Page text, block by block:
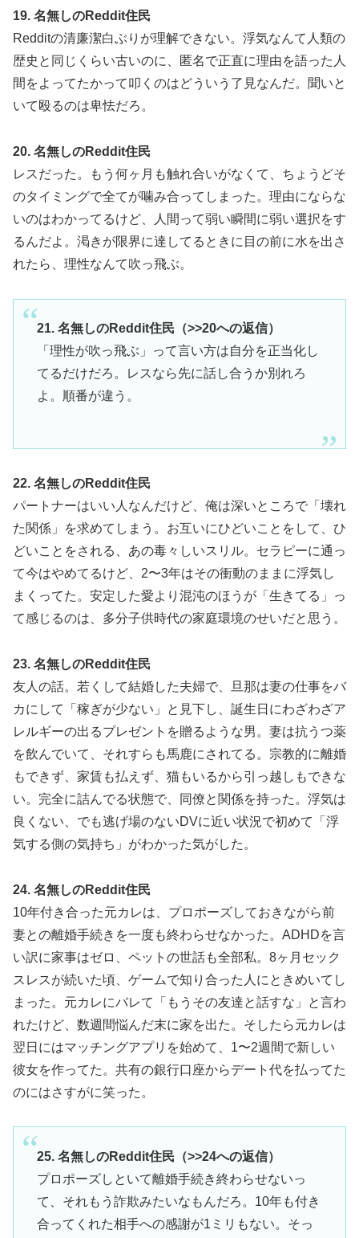
19. 名無しのReddit住民
Redditの清廉潔白ぶりが理解できない。浮気なんて人類の
歴史と同じくらい古いのに、匿名で正直に理由を語った人
間をよってたかって叩くのはどういう了見なんだ。聞いと
いて殴るのは卑怯だろ。
20. 名無しのReddit住民
レスだった。もう何ヶ月も触れ合いがなくて、ちょうどそ
のタイミングで全てが噛み合ってしまった。理由にならな
いのはわかってるけど、人間って弱い瞬間に弱い選択をす
るんだよ。渇きが限界に達してるときに目の前に水を出さ
れたら、理性なんて吹っ飛ぶ。
21. 名無しのReddit住民（>>20への返信）
「理性が吹っ飛ぶ」って言い方は自分を正当化し
てるだけだろ。レスなら先に話し合うか別れろ
よ。順番が違う。
22. 名無しのReddit住民
パートナーはいい人なんだけど、俺は深いところで「壊れ
た関係」を求めてしまう。お互いにひどいことをして、ひ
どいことをされる、あの毒々しいスリル。セラピーに通っ
て今はやめてるけど、2〜3年はその衝動のままに浮気し
まくってた。安定した愛より混沌のほうが「生きてる」っ
て感じるのは、多分子供時代の家庭環境のせいだと思う。
23. 名無しのReddit住民
友人の話。若くして結婚した夫婦で、旦那は妻の仕事をバ
カにして「稼ぎが少ない」と見下し、誕生日にわざわざア
レルギーの出るプレゼントを贈るような男。妻は抗うつ薬
を飲んでいて、それすらも馬鹿にされてる。宗教的に離婚
もできず、家賃も払えず、猫もいるから引っ越しもできな
い。完全に詰んでる状態で、同僚と関係を持った。浮気は
良くない、でも逃げ場のないDVに近い状況で初めて「浮
気する側の気持ち」がわかった気がした。
24. 名無しのReddit住民
10年付き合った元カレは、プロポーズしておきながら前
妻との離婚手続きを一度も終わらせなかった。ADHDを言
い訳に家事はゼロ、ペットの世話も全部私。8ヶ月セック
スレスが続いた頃、ゲームで知り合った人にときめいてし
まった。元カレにバレて「もうその友達と話すな」と言わ
れたけど、数週間悩んだ末に家を出た。そしたら元カレは
翌日にはマッチングアプリを始めて、1〜2週間で新しい
彼女を作ってた。共有の銀行口座からデート代を払ってた
のにはさすがに笑った。
25. 名無しのReddit住民（>>24への返信）
プロポーズしといて離婚手続き終わらせないっ
て、それもう詐欺みたいなもんだろ。10年も付き
合ってくれた相手への感謝が1ミリもない。そっ